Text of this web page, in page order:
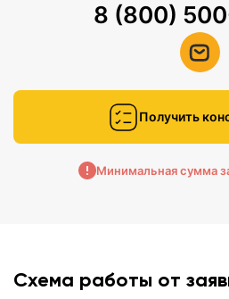
8 (800)
Получить
Минимальная сумма
Схема работы от